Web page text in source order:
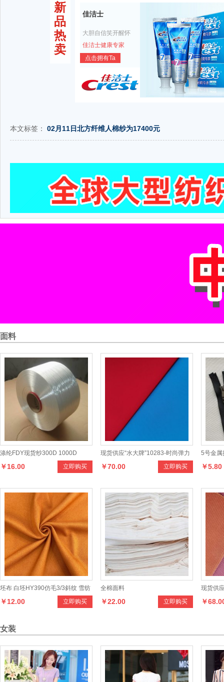
新
品
热
卖
佳洁士
大胆自信笑开醒怀
佳洁士健康专家
点击拥有Ta
本文标签： 02月11日北方纤维人棉纱为17400元
面料
涤纶FDY现货纱300D 1000D
1200D 1500D 立即购买
￥16.00
现货供应“水大牌”10283-时尚弹力
雅格系列面料产品，设计新颖，款
男女时新服装
立即购买
￥70.00
5号金属
毛衣运
￥5.80
坯布 白坯HY390仿毛3/3斜纹 雪纺
面料仿真丝女士时装面 立即购买
￥12.00
全棉面料
立即购买
￥22.00
现货供
单条欧
服装
￥
女装